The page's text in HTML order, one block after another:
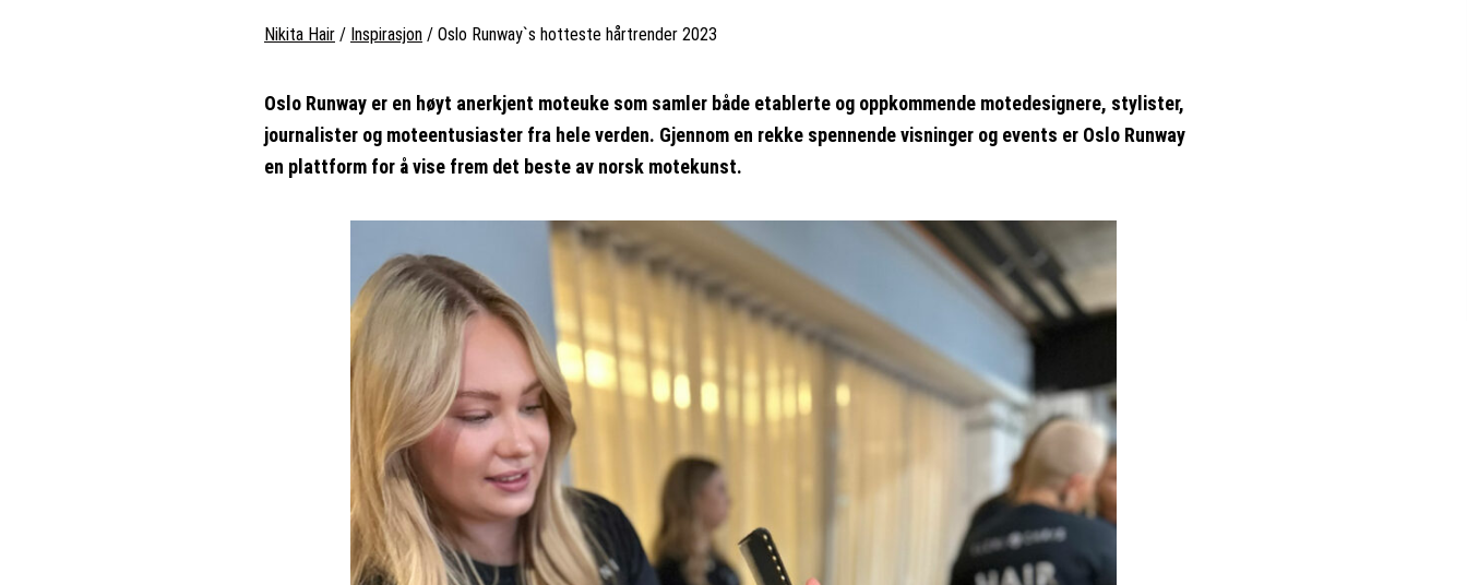
Nikita Hair / Inspirasjon / Oslo Runway`s hotteste hårtrender 2023
Oslo Runway er en høyt anerkjent moteuke som samler både etablerte og oppkommende motedesignere, stylister,
journalister og moteentusiaster fra hele verden. Gjennom en rekke spennende visninger og events er Oslo Runway
en plattform for å vise frem det beste av norsk motekunst.